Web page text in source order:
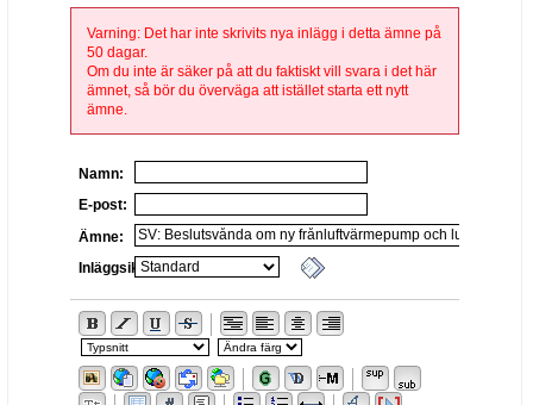
Varning: Det har inte skrivits nya inlägg i detta ämne på
50 dagar.
Om du inte är säker på att du faktiskt vill svara i det här
ämnet, så bör du överväga att istället starta ett nytt
ämne.
Namn:
E-post:
Ämne:
Inläggsikon: